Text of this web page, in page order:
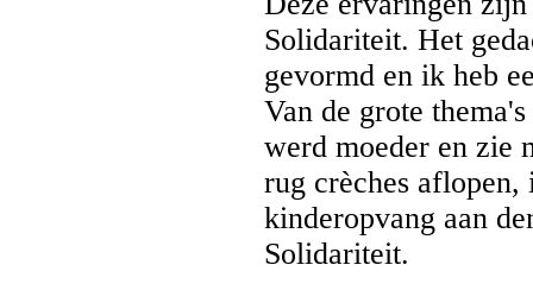
Solidariteit. Het
gevormd en ik heb
Van de grote
werd moeder en zie
rug crèches aflopen,
kinderopvang aan
Solidariteit.